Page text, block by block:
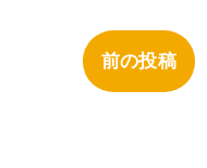
前の投稿